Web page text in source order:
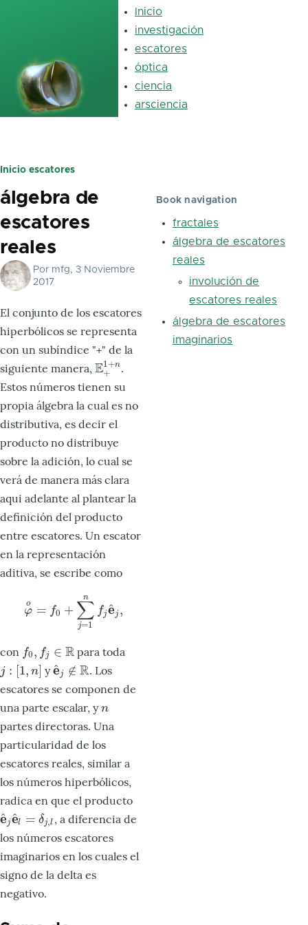
Pasar al contenido principal
Main
navigation
Inicio
investigación
escatores
óptica
ciencia
arsciencia
Ruta
de
navegación
Inicio escatores
álgebra de
escatores
reales
Por mfg, 3 Noviembre
2017
El conjunto de los escatores
hiperbólicos se representa
con un subíndice "+" de la
siguiente manera, E1+n
+
E+1+n.
Estos números tienen su
propia álgebra la cual es no
distributiva, es decir el
producto no distribuye
sobre la adición, lo cual se
verá de manera más clara
aqui adelante al plantear la
definición del producto
entre escatores. Un escator
en la representación
aditiva, se escribe como
φ
o = f0 + ∑
j=1
n
fje
^j ,
φ o= f0+ ∑j =1n e^j,
con f0, fj ∈ R
f0,f ∈ R para toda
j : [1, n]
j:[ 1 n] ye
^j ∉ R
e^ j∉R . Los
escatores se componen de
una parte escalar, yn
n
partes directoras. Una
particularidad de los
escatores reales, similar a
los números hiperbólicos,
radica en que el producto
e
^je
^l = δj,l
e^je ^l =δj,l, a diferencia de
los números escatores
imaginarios en los cuales el
signo de la delta es
negativo.
Book navigation
fractales
álgebra de escatores
reales
involución de
escatores reales
álgebra de escatores
imaginarios